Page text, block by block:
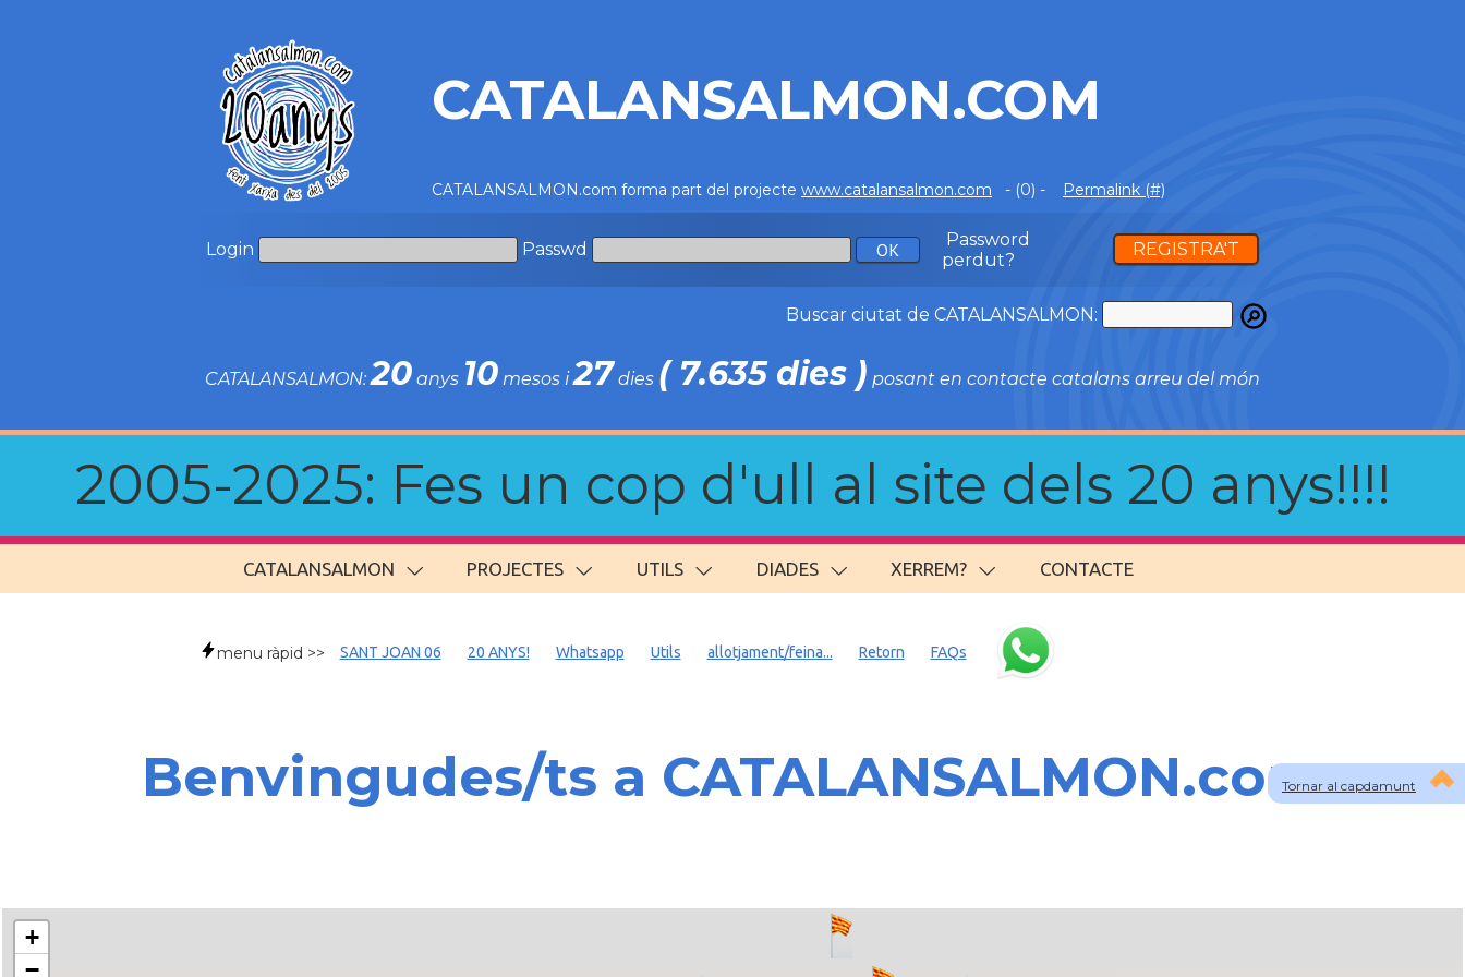
CATALANSALMON.COM
CATALANSALMON.com forma part del projecte www.catalansalmon.com - (0) - Permalink (#)
Login Passwd
Password
perdut?
REGISTRA'T
Buscar ciutat de CATALANSALMON:
CATALANSALMON:20 anys 10 mesos i27 dies ( 7.635 dies ) posant en contacte catalans arreu del món
2005-2025: Fes un cop d'ull al site dels 20 anys!!!!
CATALANSALMON PROJECTES UTILS DIADES XERREM? CONTACTE
Tornar al capdamunt
menu ràpid >> SANT JOAN 06 20 ANYS! Whatsapp Utils allotjament/feina... Retorn FAQs
Benvingudes/ts a CATALANSALMON.com
+
−